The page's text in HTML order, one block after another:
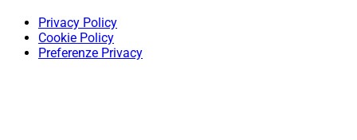
Privacy Policy
Cookie Policy
Preferenze Privacy